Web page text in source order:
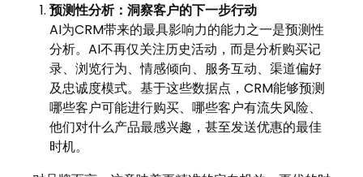
预测性分析：洞察客户的下一步行动
AI为CRM带来的最具影响力的能力之一是预测性
分析。AI不再仅关注历史活动，而是分析购买记
录、浏览行为、情感倾向、服务互动、渠道偏好
及忠诚度模式。基于这些数据点，CRM能够预测
哪些客户可能进行购买、哪些客户有流失风险、
他们对什么产品最感兴趣，甚至发送优惠的最佳
时机。